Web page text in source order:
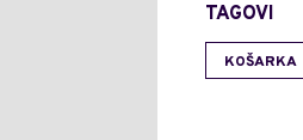
TAGOVI
KOŠARKA